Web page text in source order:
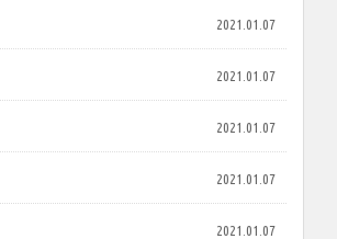
2021.01.07
2021.01.07
2021.01.07
2021.01.07
2021.01.07